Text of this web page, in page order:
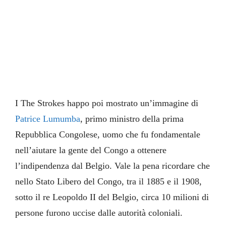
I The Strokes happo poi mostrato un’immagine di
Patrice Lumumba, primo ministro della prima
Repubblica Congolese, uomo che fu fondamentale
nell’aiutare la gente del Congo a ottenere
l’indipendenza dal Belgio. Vale la pena ricordare che
nello Stato Libero del Congo, tra il 1885 e il 1908,
sotto il re Leopoldo II del Belgio, circa 10 milioni di
persone furono uccise dalle autorità coloniali.